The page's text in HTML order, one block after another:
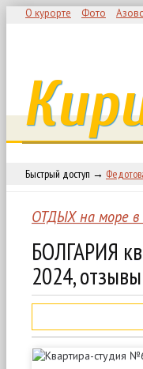
О курорте Фото
Быстрый доступ →
ОТДЫХ на море
БОЛГАРИЯ
2024, отзывы